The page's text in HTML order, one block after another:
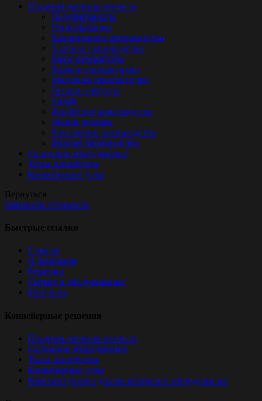
Пищевая промышленность
Полуфабрикаты
Птицефабрики
Кондитерское производство
Хлебное производство
Мясо-переработка
Рыбное производство
Молочное производство
Овощи и фрукты
Снэки
Конфетное производство
Линии розлива
Консервное производство
Винное производство
Складское оборудование
Типы конвейеров
Конвейерные узлы
Вернуться
Запросить стоимость
Быстрые ссылки
Главная
О компании
Решения
Сервис и обслуживание
Контакты
Конвейерные решения
Пищевая промышленность
Складское оборудование
Типы конвейеров
Конвейерные узлы
Комплектующие для конвейерного оборудования